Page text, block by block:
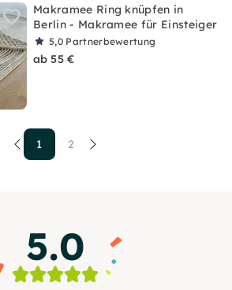
Makramee Ring knüpfen in
Berlin - Makramee für Einsteiger
5,0 Partnerbewertung
ab 55 €
1 2
5.0